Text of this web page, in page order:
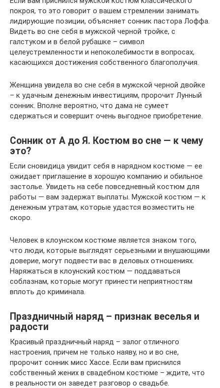
покроя, то это говорит о вашем стремлении занимать
лидирующие позиции, объясняет сонник пастора Лоффа.
Видеть во сне себя в мужской черной тройке, с
галстуком и в белой рубашке – символ
целеустремленности и непоколебимости в вопросах,
касающихся достижения собственного благополучия.
Женщина увидела во сне себя в мужской черной двойке
– к удачным денежным инвестициям, пророчит Лунный
сонник. Вполне вероятно, что дама не сумеет
сдержаться и совершит очень выгодное приобретение.
Сонник от А до Я. Костюм во сне — к чему
это?
Если сновидица увидит себя в нарядном костюме — ее
ожидает приглашение в хорошую компанию и обильное
застолье. Увидеть на себе повседневный костюм для
работы — вам задержат выплаты. Мужской костюм — к
денежным утратам, которые удастся возместить не
скоро.
Человек в клоунском костюме является знаком того,
что люди, которые выглядят серьезными и внушающими
доверие, могут подвести вас в деловых отношениях.
Наряжаться в клоунский костюм — поддаваться
соблазнам, которые могут принести неприятностям
вплоть до криминала.
Праздничный наряд – признак веселья и
радости
Красивый праздничный наряд – залог отличного
настроения, причем не только наяву, но и во сне,
пророчит сонник мисс Хассе. Если вам приснился
собственный жених в свадебном костюме – ждите, что
в реальности он заведет разговор о свадьбе.